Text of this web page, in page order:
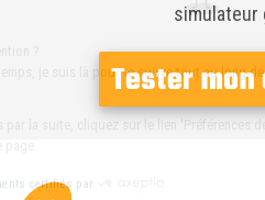
simulateur
Tester
C’est bon ? J'ai attiré ton attention ?
Je ne t’embête pas plus longtemps, je
visite, si ça te va ?
Pour modifier vos préférences par la